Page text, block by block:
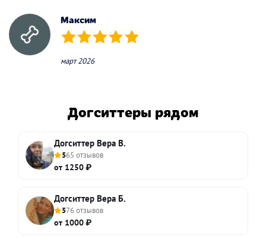
Максим
(*) (*) (*) (*) (*)
март 2026
Догситтеры рядом
Догситтер Вера В.
565 отзывов
от 1250 ₽
Догситтер Вера Б.
576 отзывов
от 1000 ₽